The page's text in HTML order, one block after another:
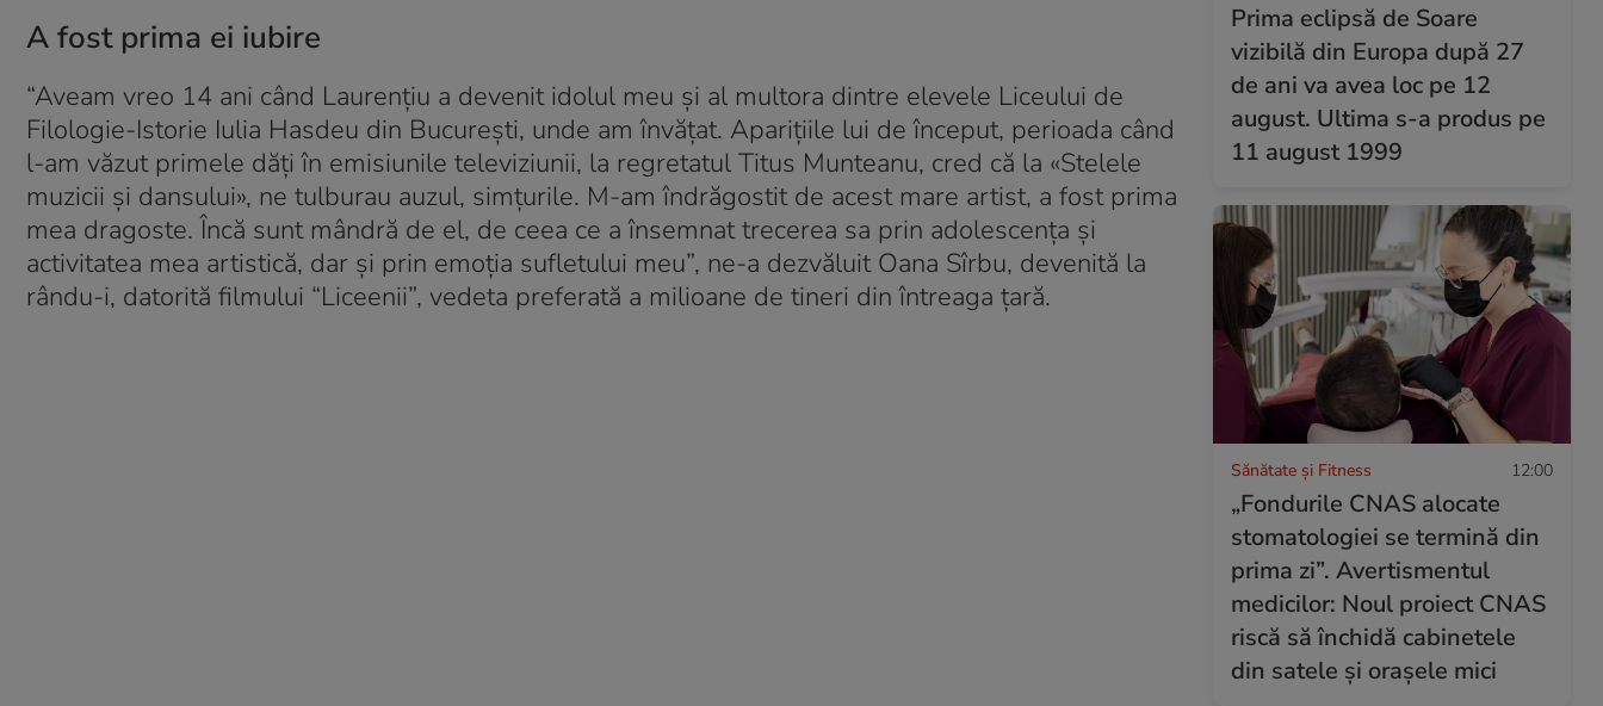
A fost prima ei iubire
“Aveam vreo 14 ani când Laurențiu a devenit idolul meu și al multora dintre elevele Liceului de
Filologie-Istorie Iulia Hasdeu din București, unde am învățat. Aparițiile lui de început, perioada când
l-am văzut primele dăți în emisiunile televiziunii, la regretatul Titus Munteanu, cred că la «Stelele
muzicii și dansului», ne tulburau auzul, simțurile. M-am îndrăgostit de acest mare artist, a fost prima
mea dragoste. Încă sunt mândră de el, de ceea ce a însemnat trecerea sa prin adolescența și
activitatea mea artistică, dar și prin emoția sufletului meu”, ne-a dezvăluit Oana Sîrbu, devenită la
rându-i, datorită filmului “Liceenii”, vedeta preferată a milioane de tineri din întreaga țară.
Prima eclipsă de Soare
vizibilă din Europa după 27
de ani va avea loc pe 12
august. Ultima s-a produs pe
11 august 1999
Sănătate și Fitness 12:00
„Fondurile CNAS alocate
stomatologiei se termină din
prima zi”. Avertismentul
medicilor: Noul proiect CNAS
riscă să închidă cabinetele
din satele și orașele mici